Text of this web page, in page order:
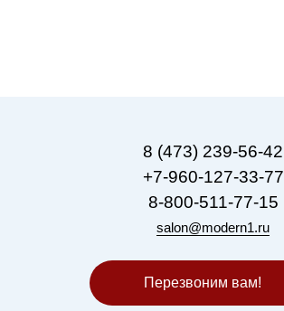
8 (473) 239-56-42
+7-960-127-33-77
8-800-511-77-15
salon@modern1.ru
Перезвоним вам!